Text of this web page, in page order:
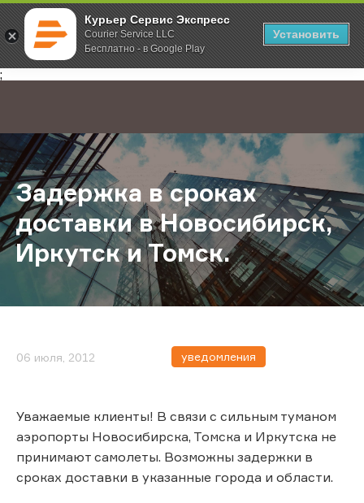
Курьер Сервис Экспресс
Courier Service LLC
Бесплатно - в Google Play
Установить
;
Главная О компании Новости Задержка в сроках доставки в
Задержка в сроках
доставки в Новосибирск,
Иркутск и Томск.
06 июля, 2012 уведомления
Уважаемые клиенты! В связи с сильным туманом
аэропорты Новосибирска, Томска и Иркутска не
принимают самолеты. Возможны задержки в
сроках доставки в указанные города и области.